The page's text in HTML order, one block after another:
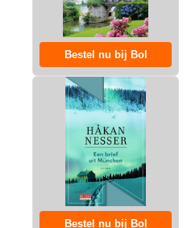
Bestel nu bij Bol
Bestel nu bij Bol